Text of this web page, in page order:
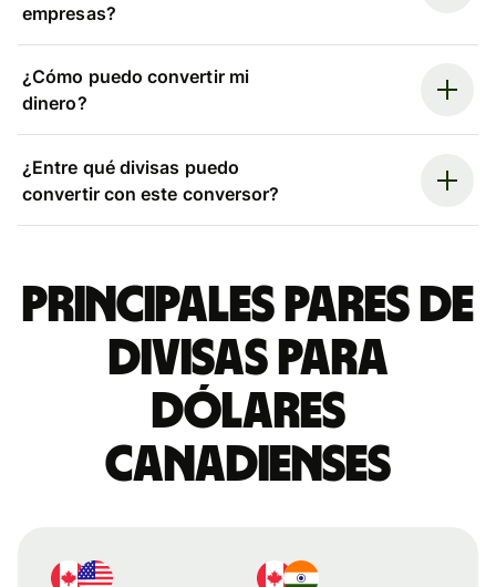
empresas?
¿Cómo puedo convertir mi
dinero?
¿Entre qué divisas puedo
convertir con este conversor?
Principales pares de
divisas para
dólares
canadienses